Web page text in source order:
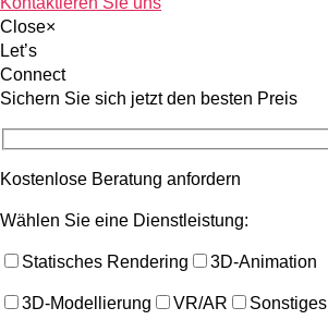
Close×
Let’s
Connect
Sichern Sie sich jetzt den besten Preis
Kostenlose Beratung anfordern
Wählen Sie eine Dienstleistung:
Statisches Rendering 3D-Animation
3D-Modellierung VR/AR Sonstiges